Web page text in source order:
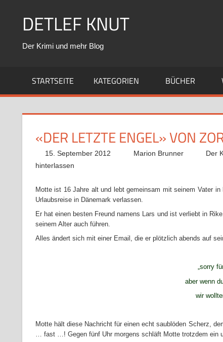
DETLEF KNUT
Der Krimi und mehr Blog
STARTSEITE KATEGORIEN BÜCHER
«DER LETZTE ENGEL» VON
15. September 2012 Marion Brunner Der
hinterlassen
Motte ist 16 Jahre alt und lebt gemeinsam mit seinem Vater
Urlaubsreise in Dänemark verlassen.
Er hat einen besten Freund namens Lars und ist verliebt in
seinem Alter auch führen.
Alles ändert sich mit einer Email, die er plötzlich abends auf
„sorry
aber wenn
wir
Motte hält diese Nachricht für einen echt saublöden Scherz,
… fast …! Gegen fünf Uhr morgens schläft Motte trotzdem ein